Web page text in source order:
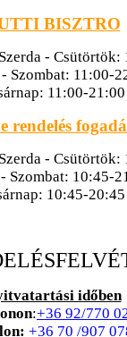
BISZTRO
- Csütörtök:
Szombat: 11:00-
11:00-21:00
rendelés
- Csütörtök:
Szombat: 10:45-
10:45-20:45
időben
:+36 92/770
+36 70 /907